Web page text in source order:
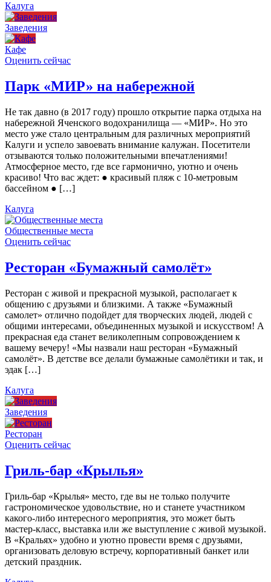
Калуга
Заведения
Кафе
Оценить сейчас
Парк «МИР» на набережной
Не так давно (в 2017 году) прошло открытие парка отдыха на
набережной Яченского водохранилища — «МИР». Но это
место уже стало центральным для различных мероприятий
Калуги и успело завоевать внимание калужан. Посетители
отзываются только положительными впечатлениями!
Атмосферное место, где все гармонично, уютно и очень
красиво! Что вас ждет: ● красивый пляж с 10-метровым
бассейном ● […]
Калуга
Общественные места
Оценить сейчас
Ресторан «Бумажный самолёт»
Ресторан с живой и прекрасной музыкой, располагает к
общению с друзьями и близкими. А также «Бумажный
самолет» отлично подойдет для творческих людей, людей с
общими интересами, объединенных музыкой и искусством! А
прекрасная еда станет великолепным сопровождением к
вашему вечеру! «Мы назвали наш ресторан «Бумажный
самолёт». В детстве все делали бумажные самолётики и так, и
эдак […]
Калуга
Заведения
Ресторан
Оценить сейчас
Гриль-бар «Крылья»
Гриль-бар «Крылья» место, где вы не только получите
гастрономическое удовольствие, но и станете участником
какого-либо интересного мероприятия, это может быть
мастер-класс, выставка или же выступление с живой музыкой.
В «Кральях» удобно и уютно провести время с друзьями,
организовать деловую встречу, корпоративный банкет или
детский праздник.